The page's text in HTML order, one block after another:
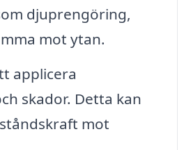
djuprengöring,
mot ytan.
applicera
skador. Detta kan
mot